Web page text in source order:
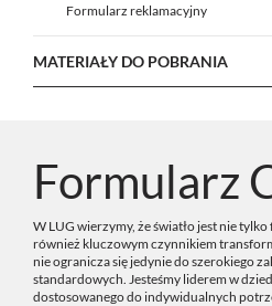
Formularz reklamacyjny
MATERIAŁY DO POBRANIA
Formularz
W LUG wierzymy, że światło jest nie
również kluczowym czynnikiem
nie ogranicza się jedynie do szerokiego
standardowych. Jesteśmy liderem w
dostosowanego do indywidualnych